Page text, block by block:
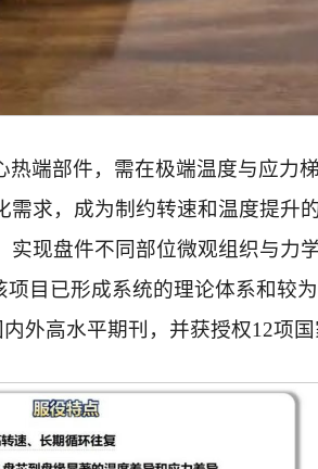
端部件，需在极端温度与应力
求，成为制约转速和温度提升
现盘件不同部位微观组织与力
目已形成系统的理论体系和较
外高水平期刊，并获授权12项国